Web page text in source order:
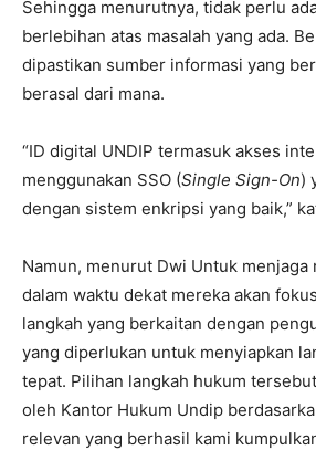
Sehingga menurutnya, tidak perlu
berlebihan atas masalah yang ada.
dipastikan sumber informasi yang
berasal dari mana.
“ID digital UNDIP termasuk akses
menggunakan SSO (Single Sign-On)
dengan sistem enkripsi yang baik,”
Namun, menurut Dwi Untuk menjaga
dalam waktu dekat mereka akan
langkah yang berkaitan dengan
yang diperlukan untuk menyiapkan
tepat. Pilihan langkah hukum
oleh Kantor Hukum Undip
relevan yang berhasil kami